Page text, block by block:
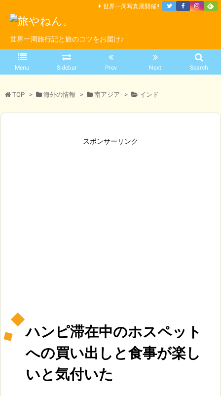
世界一周旅行記と旅のコツをお届け♪
Menu Sidebar Prev Next Search
世界一周写真展開催!!
TOP > 海外の情報 > 南アジア > インド
スポンサーリンク
ハンピ滞在中のホスペット
への買い出しと食事が楽し
いと気付いた